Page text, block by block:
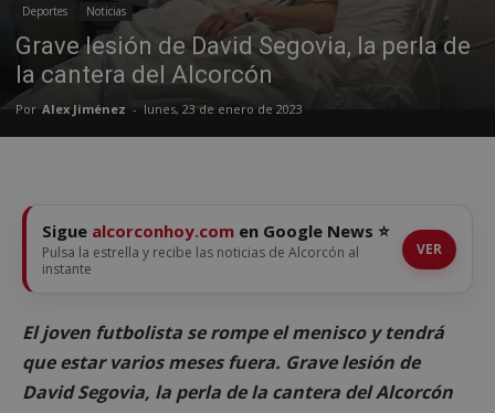
Deportes Noticias
Grave lesión de David Segovia, la perla de
la cantera del Alcorcón
Por Alex Jiménez - lunes, 23 de enero de 2023
Sigue alcorconhoy.com en Google News ⭐
Pulsa la estrella y recibe las noticias de Alcorcón al
instante
VER
El joven futbolista se rompe el menisco y tendrá
que estar varios meses fuera. Grave lesión de
David Segovia, la perla de la cantera del Alcorcón